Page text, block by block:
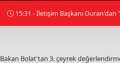
15:56 - ABD Başkanı Trump,
Bakan Bolat'tan 3. çeyrek